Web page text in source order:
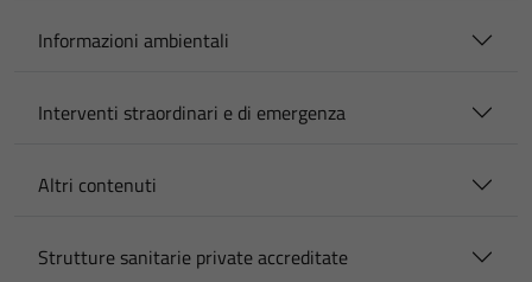
Informazioni ambientali
Interventi straordinari e di emergenza
Altri contenuti
Strutture sanitarie private accreditate